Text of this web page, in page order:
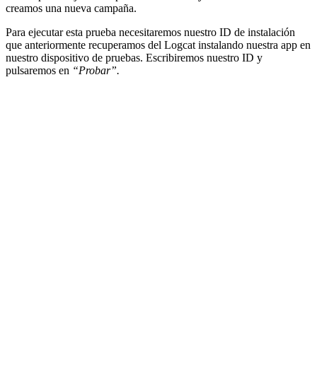
creamos una nueva campaña.
Para ejecutar esta prueba necesitaremos nuestro ID de instalación
que anteriormente recuperamos del Logcat instalando nuestra app en
nuestro dispositivo de pruebas. Escribiremos nuestro ID y
pulsaremos en “Probar”.